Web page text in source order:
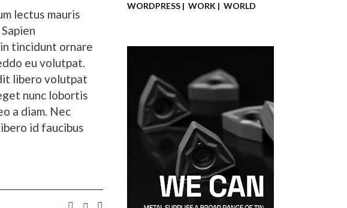
lectus mauris
tincidunt ornare
eu volutpat.
libero volutpat
nunc lobortis
a diam. Nec
id faucibus
WORDPRESS
WORK WORLD